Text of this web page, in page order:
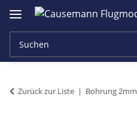
Zurück zur Liste Bohrung 2mm